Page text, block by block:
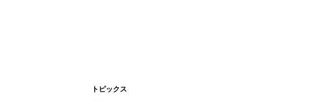
トピックス